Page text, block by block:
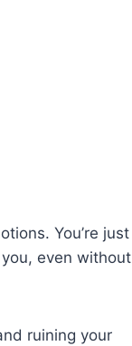
You’re just
even without
ruining your